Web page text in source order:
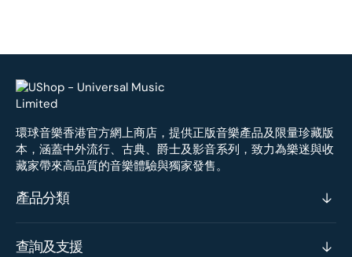
環球音樂香港官方網上商店，提供正版音樂產品及限量珍藏版
本，涵蓋中外流行、古典、爵士及影音系列，致力為樂迷與收
藏家帶來高品質的音樂體驗與獨家發售。
產品分類
查詢及支援